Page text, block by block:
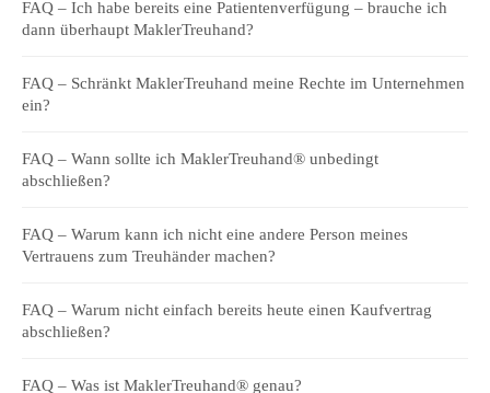
FAQ – Ich habe bereits eine Patientenverfügung – brauche ich
dann überhaupt MaklerTreuhand?
FAQ – Schränkt MaklerTreuhand meine Rechte im Unternehmen
ein?
FAQ – Wann sollte ich MaklerTreuhand® unbedingt
abschließen?
FAQ – Warum kann ich nicht eine andere Person meines
Vertrauens zum Treuhänder machen?
FAQ – Warum nicht einfach bereits heute einen Kaufvertrag
abschließen?
FAQ – Was ist MaklerTreuhand® genau?